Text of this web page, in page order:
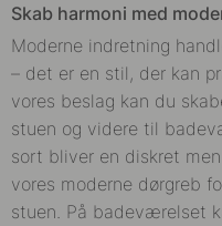
Skab harmoni med
Moderne indretning
– det er en stil, der kan
vores beslag kan du
stuen og videre til
sort bliver en diskret
vores moderne dørgreb
stuen. På badeværelset